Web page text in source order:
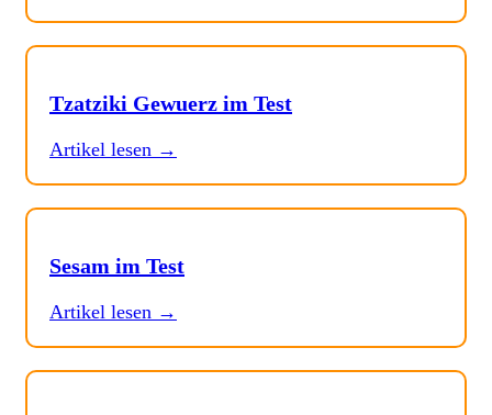
Tzatziki Gewuerz im Test
Artikel lesen →
Sesam im Test
Artikel lesen →